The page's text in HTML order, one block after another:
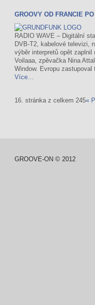
GROOVY OD FRANCIE
RADIO WAVE – Digitální
DVB-T2, kabelové televizi,
výběr interpretů opět
Voilaaa, zpěvačka Nina
Window. Evropu zastupoval
Více…
16. stránka z celkem 245«
GROOVE-ON © 2012